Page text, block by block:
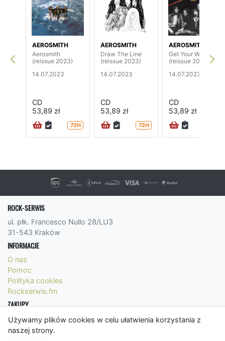
Używamy plików cookies w celu ułatwienia korzystania z
naszej strony.
AEROSMITH
Aerosmith
(reissue 2023)
14.07.2023
CD
53,89 zł
72H
AEROSMITH
Draw The Line
(reissue 2023)
14.07.2023
CD
53,89 zł
72H
AEROSMITH
Get Your Wings
(reissue 2023)
14.07.2023
CD
53,89 zł
ROCK-SERWIS
ul. płk. Francesco Nullo 28/LU3
31-543 Kraków
INFORMACJE
O nas
Pomoc
Polityka cookies
Rockserwis.fm
ZAKUPY
Formy płatności
Koszty wysyłki